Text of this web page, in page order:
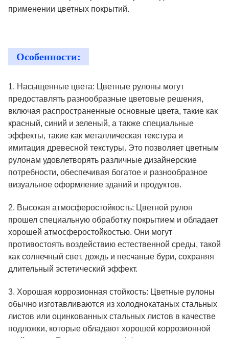
применении цветных покрытий.
Особенности:
1. Насыщенные цвета: Цветные рулоны могут
предоставлять разнообразные цветовые решения,
включая распространенные основные цвета, такие как
красный, синий и зеленый, а также специальные
эффекты, такие как металлическая текстура и
имитация древесной текстуры. Это позволяет цветным
рулонам удовлетворять различные дизайнерские
потребности, обеспечивая богатое и разнообразное
визуальное оформление зданий и продуктов.
2. Высокая атмосферостойкость: Цветной рулон
прошел специальную обработку покрытием и обладает
хорошей атмосферостойкостью. Они могут
противостоять воздействию естественной среды, такой
как солнечный свет, дождь и песчаные бури, сохраняя
длительный эстетический эффект.
3. Хорошая коррозионная стойкость: Цветные рулоны
обычно изготавливаются из холоднокатаных стальных
листов или оцинкованных стальных листов в качестве
подложки, которые обладают хорошей коррозионной